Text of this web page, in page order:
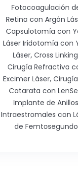
Fotocoagulación
Retina con Argón
Capsulotomía con
Láser Iridotomía con
Láser, Cross
Cirugía Refractiva
Excimer Láser,
Catarata con
Implante de Anillos
Intraestromales con
de Femtosegundo